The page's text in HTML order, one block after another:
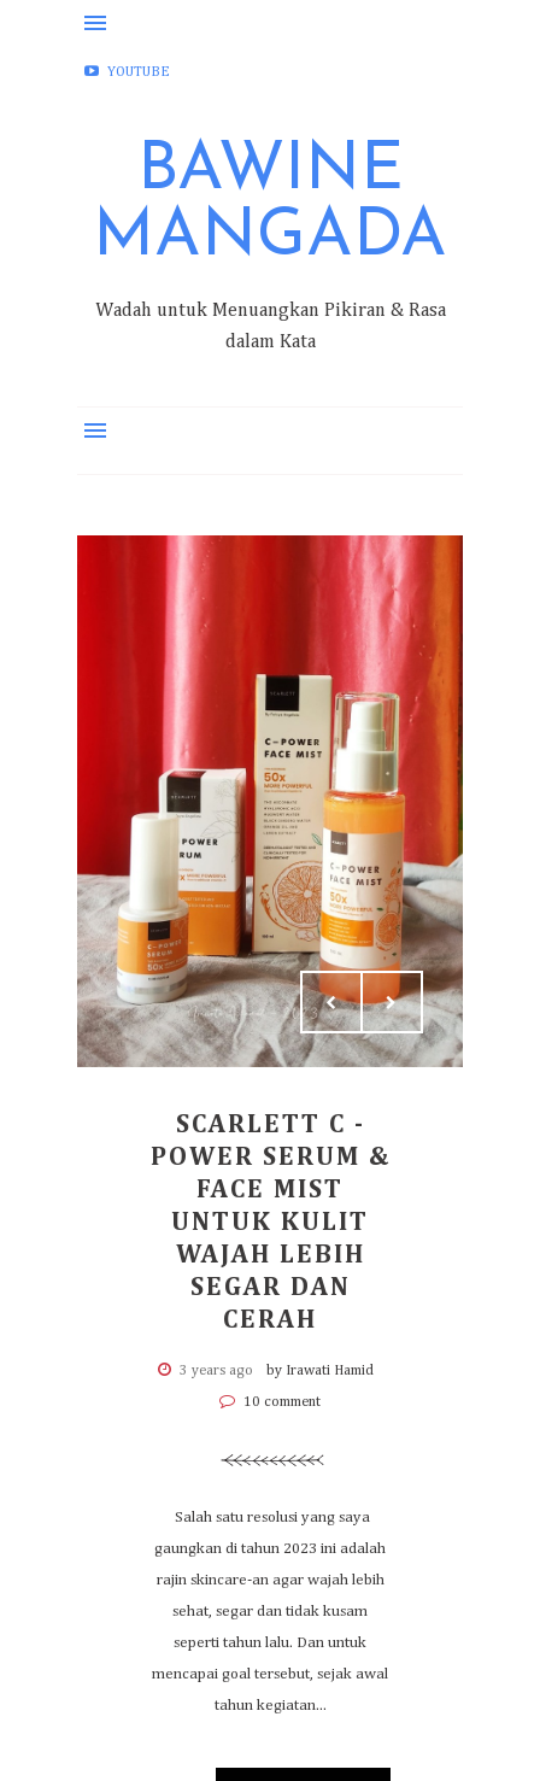
FACEBOOK
YOUTUBE
BAWINE
MANGADA
Wadah untuk Menuangkan Pikiran & Rasa
dalam Kata
SCARLETT C -
POWER SERUM &
FACE MIST
UNTUK KULIT
WAJAH LEBIH
SEGAR DAN
CERAH
3 years ago by Irawati Hamid
10 comment
Salah satu resolusi yang saya
gaungkan di tahun 2023 ini adalah
rajin skincare-an agar wajah lebih
sehat, segar dan tidak kusam
seperti tahun lalu. Dan untuk
mencapai goal tersebut, sejak awal
tahun kegiatan...